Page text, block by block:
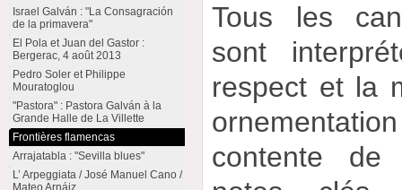
Tous les
sont
respect et la
contente de
Israel Galván : "La Consagración
de la primavera"
El Pola et Juan del Gastor :
Bergerac, 4 août 2013
Pedro Soler et Philippe
Mouratoglou
"Pastora" : Pastora Galván à la
Grande Halle de La Villette
Frontières flamencas
Arrajatabla : "Sevilla blues"
L’ Arpeggiata / José Manuel Cano /
Mateo Arnáiz